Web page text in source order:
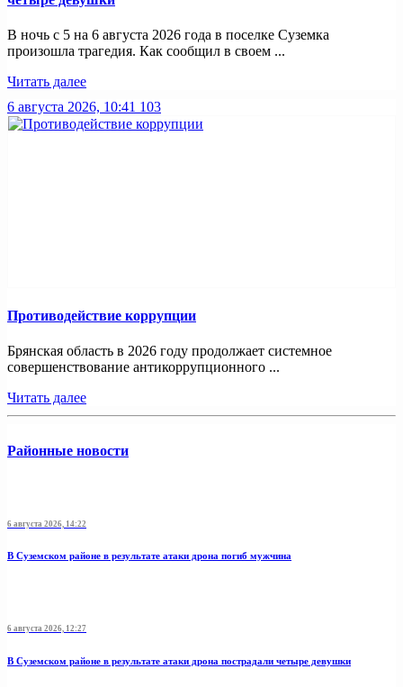
В ночь с 5 на 6 августа 2026 года в поселке Суземка
произошла трагедия. Как сообщил в своем ...
Читать далее
6 августа 2026, 10:41 103
Противодействие коррупции
Брянская область в 2026 году продолжает системное
совершенствование антикоррупционного ...
Читать далее
Районные новости
6 августа 2026, 14:22
В Суземском районе в результате атаки дрона погиб мужчина
6 августа 2026, 12:27
В Суземском районе в результате атаки дрона пострадали четыре девушки